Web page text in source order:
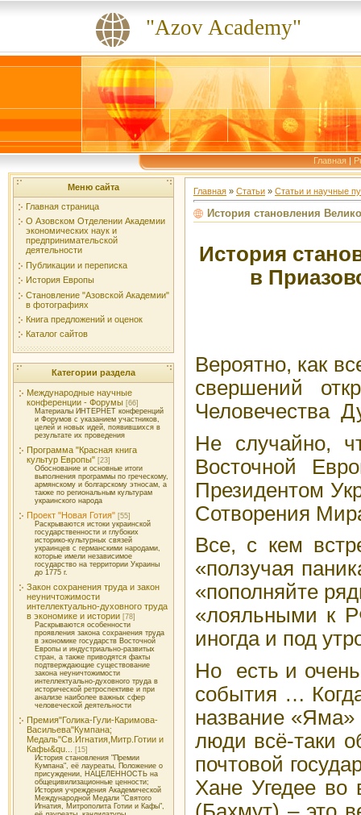
"Azov Academy"
Главная |
Меню сайта
Главная страница
О Азовском Отделении Академии
экономических наук и
предпринимательской
деятельности
Публикации и переписка
История Европы
Становление "Азовской Академии"
в фотографиях
Книга предложений и оценок
Каталог сайтов
Категории раздела
Международные научные
конференции - Форумы [66]
Материалы ИНТЕРНЕТ конференций
и Форумов с указанием участников,
целей и новых идей, появившихся в
результате их проведения
Программа "Красная книга
культур Европы" [23]
Обоснование и основные итоги
выполнения программы по греческому,
армянскому и болгарскому этносам, а
также по региональным культурам
украинского народа
Проект "Новая Готия" [55]
Раскрываются истоки украинской
государственности и глубоких
историко-культурных связей
украинцев с германскими народами,
которые имели независимое
государство на территории Украины
до 1775 г.
Закон сохранения труда и закон
неуничтожимости
интеллектуально-духовного труда
в экономике и истории [78]
Раскрываются особенности
проявления закона сохранения труда
в экономике государств Восточной
Европы и индустриально-развитых
стран, а также приводятся факты
подтверждающие существование
закона неуничтожимости
интеллектуально-духовного труда в
исторической ретроспективе и при
анализе наиболее важных сфер
человеческой деятельности
Премия"Голика-Гули-Каримова-
Васильева"Кумпана;
Медаль"Св.Игнатия,Митр.Готии и
Кафы&qu...
[15]
История становления "Премии
Кумпана", её лауреаты, Положение о
присуждении, НАЦЕЛЕННОСТЬ на
общецивилизационные ценности;
История учреждения Академической
Международной Медали "Святого
Игнатия, Митрополита Готии и Кафы",
Главная » Статьи » Статьи и научные
История становления
История
в
Вероятно, как
свершений
Человечества
Не случайно,
Восточной
Президентом
Сотворения
Все, с кем
«ползучая
«пополняйте
«лояльными к
иногда и под
Но есть и
события …
название
люди всё-таки
почтовой
Хане Угедее во